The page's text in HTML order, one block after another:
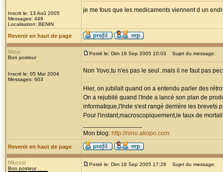
Inscrit le: 13 Aoû 2005
Messages: 446
Localisation: BENIN
je me fous que les medicaments viennent d un
Revenir en haut de page
Nino
Bon posteur
Inscrit le: 05 Mar 2004
Messages: 603
Posté le: Dim 18 Sep 2005 10:03 Sujet du message:
Non Yovo,tu n'es pas le seul..mais il ne faut pas
Hier, on jubilait quand on a entendu parler des
On a rejubilé quand l'Inde a lancé son plan de
informatique,l'Inde s'est rangé derrière les brevets
Pour l'instant,macroscopiquement,le taux de
Mon blog: http://nino.akopo.com
Revenir en haut de page
Nkossi
Bon posteur
Posté le: Dim 18 Sep 2005 17:28 Sujet du message: